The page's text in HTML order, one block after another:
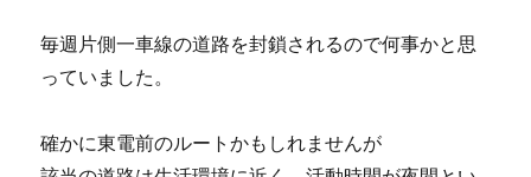
毎週片側一車線の道路を封鎖されるので何事かと思
っていました。
確かに東電前のルートかもしれませんが